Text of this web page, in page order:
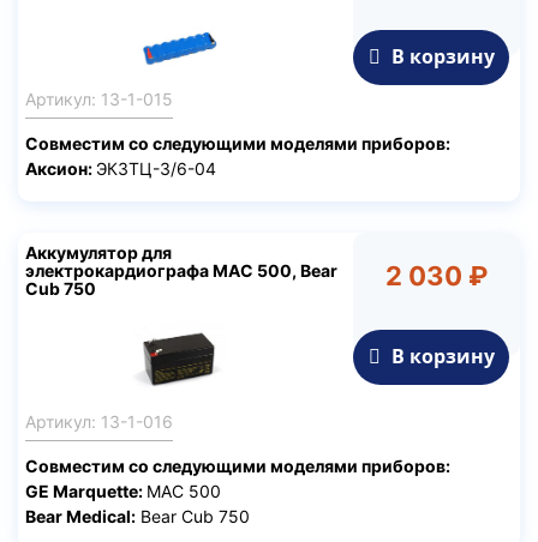
В корзину
Артикул: 13-1-015
Совместим со следующими моделями приборов:
Аксион: ЭК3ТЦ-3/6-04
2 030 ₽
В корзину
Аккумулятор для
электрокардиографа MAC 500, Bear
Cub 750
Артикул: 13-1-016
Совместим со следующими моделями приборов:
GE Marquette: MAC 500
Bear Medical: Bear Cub 750